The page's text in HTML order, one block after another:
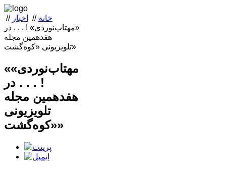
خانه // اخبار //
«مهتاب‌نوردی» ! . . . در
هفدهمین مجله
تلویزیونی «کوه‌گشت»
«مهتاب‌نوردی»
! . . . در
هفدهمین مجله
تلویزیونی
«کوه‌گشت»